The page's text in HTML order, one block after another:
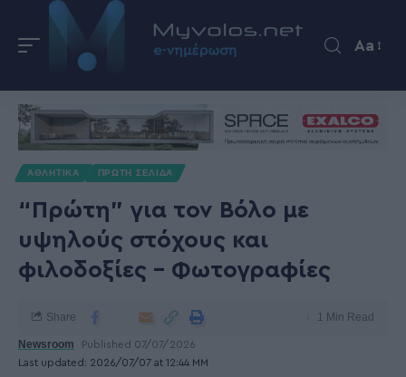
Aa
ΑΘΛΗΤΙΚΑ ΠΡΩΤΗ ΣΕΛΙΔΑ
“Πρώτη” για τον Βόλο με
υψηλούς στόχους και
φιλοδοξίες – Φωτογραφίες
Last updated: 2026/07/07 at 12:44 ΜΜ
Newsroom Published 07/07/2026
Share 1 Min Read